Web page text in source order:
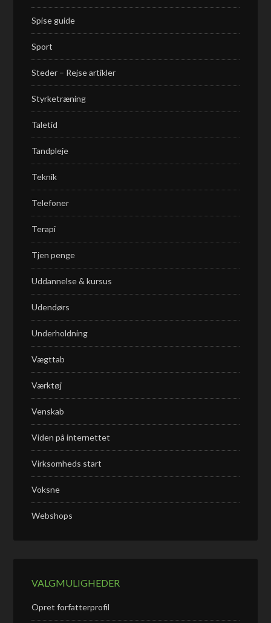
Spise guide
Sport
Steder – Rejse artikler
Styrketræning
Taletid
Tandpleje
Teknik
Telefoner
Terapi
Tjen penge
Uddannelse & kursus
Udendørs
Underholdning
Vægttab
Værktøj
Venskab
Viden på internettet
Virksomheds start
Voksne
Webshops
VALGMULIGHEDER
Opret forfatterprofil